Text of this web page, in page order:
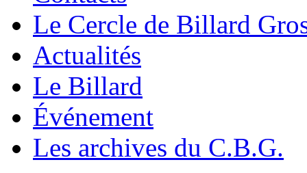
Le Cercle de Billard
Actualités
Le Billard
Événement
Les archives du C.B.G.